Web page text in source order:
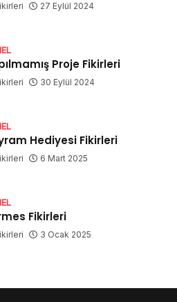
27 Eylül 2024
Proje Fikirleri
30 Eylül 2024
Hediyesi Fikirleri
6 Mart 2025
Fikirleri
3 Ocak 2025